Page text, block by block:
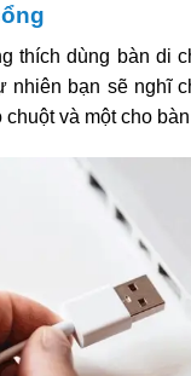
thích dùng bàn di
nhiên bạn sẽ nghĩ
chuột và một cho